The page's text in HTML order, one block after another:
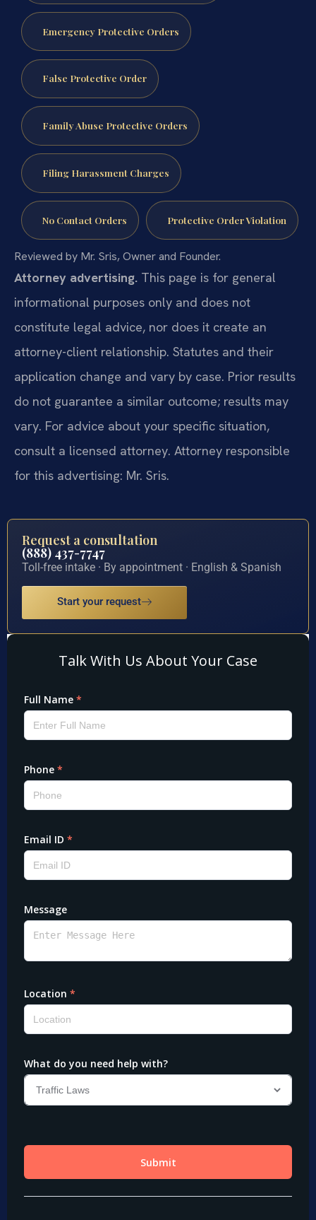
Emergency Protective Orders
False Protective Order
Family Abuse Protective Orders
Filing Harassment Charges
No Contact Orders Protective Order Violation
Reviewed by Mr. Sris, Owner and Founder.
Attorney advertising. This page is for general
informational purposes only and does not
constitute legal advice, nor does it create an
attorney-client relationship. Statutes and their
application change and vary by case. Prior results
do not guarantee a similar outcome; results may
vary. For advice about your specific situation,
consult a licensed attorney. Attorney responsible
for this advertising: Mr. Sris.
Request a consultation
(888) 437-7747
Toll-free intake · By appointment · English & Spanish
Start your request